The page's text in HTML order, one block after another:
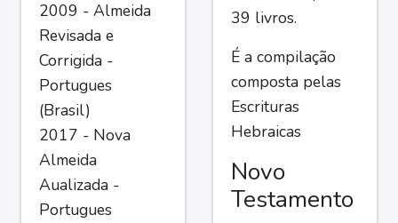
2009 - Almeida
Revisada e
Corrigida -
Portugues
(Brasil)
2017 - Nova
Almeida
Aualizada -
Portugues
39 livros.
É a compilação
composta pelas
Escrituras
Hebraicas
Novo
Testamento